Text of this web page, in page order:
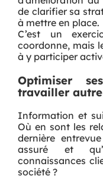
de clarifier sa
à mettre en place.
C’est un
coordonne, mais
à y participer
Optimiser
travailler
Information et
Où en sont les
dernière
assuré et
connaissances
société ?